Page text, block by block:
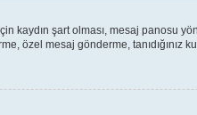
kaydın şart olması, mesaj panosu
özel mesaj gönderme, tanıdığınız